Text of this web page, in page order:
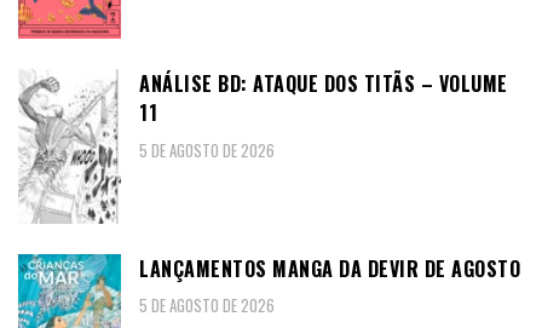
ANÁLISE BD: ATAQUE DOS TITÃS – VOLUME
11
5 DE AGOSTO DE 2026
LANÇAMENTOS MANGA DA DEVIR DE AGOSTO
5 DE AGOSTO DE 2026